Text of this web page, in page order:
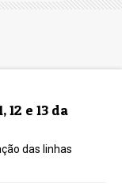
12 e 13 da
das linhas